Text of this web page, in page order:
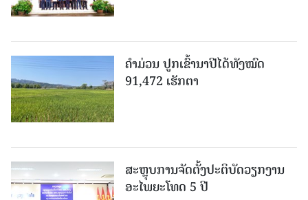
ຄໍາມ່ວນ ປູກເຂົ້ານາປີໄດ້ທັງໝົດ
91,472 ເຮັກຕາ
ສະຫຼຸບການຈັດຕັ້ງປະຕິບັດວຽກງານ
ອະໄພຍະໂທດ 5 ປີ